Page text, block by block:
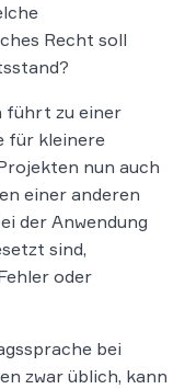
Recht soll
führt zu einer
für kleinere
nun auch
einer anderen
der Anwendung
sind,
oder
bei
zwar üblich, kann